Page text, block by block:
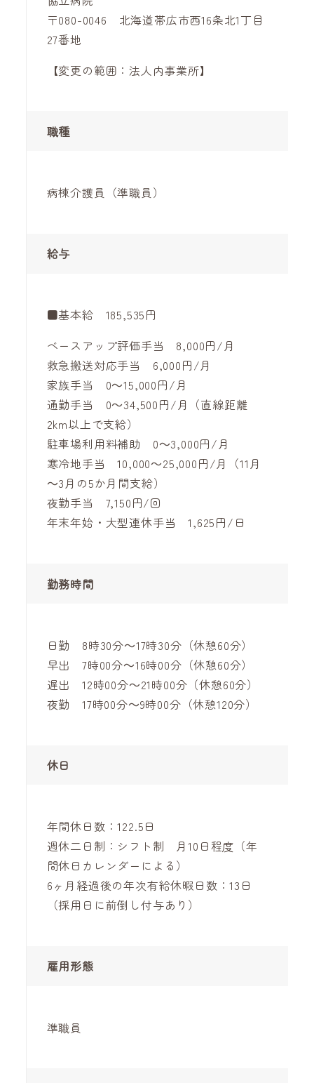
〒080-0046 北海道帯広市西16条北1丁目
27番地
【変更の範囲：法人内事業所】
職種
病棟介護員（準職員）
給与
■基本給 185,535円
ベースアップ評価手当 8,000円/月
救急搬送対応手当 6,000円/月
家族手当 0～15,000円/月
通勤手当 0～34,500円/月（直線距離
2km以上で支給）
駐車場利用料補助 0～3,000円/月
寒冷地手当 10,000～25,000円/月（11月
～3月の5か月間支給）
夜勤手当 7,150円/回
年末年始・大型連休手当 1,625円/日
勤務時間
日勤 8時30分～17時30分（休憩60分）
早出 7時00分～16時00分（休憩60分）
遅出 12時00分～21時00分（休憩60分）
夜勤 17時00分～9時00分（休憩120分）
休日
年間休日数：122.5日
週休二日制：シフト制 月10日程度（年
間休日カレンダーによる）
6ヶ月経過後の年次有給休暇日数：13日
（採用日に前倒し付与あり）
雇用形態
準職員